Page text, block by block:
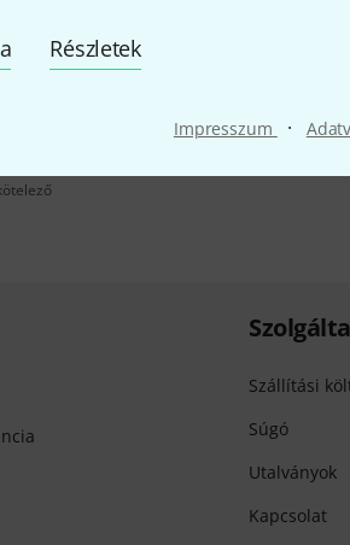
Részletek
Impresszum ·
*
gombra kattintva elfogadja, hogy e-
további információkat azdata protection
Szállítási
Súgó
Utalványok
Kapcsolat